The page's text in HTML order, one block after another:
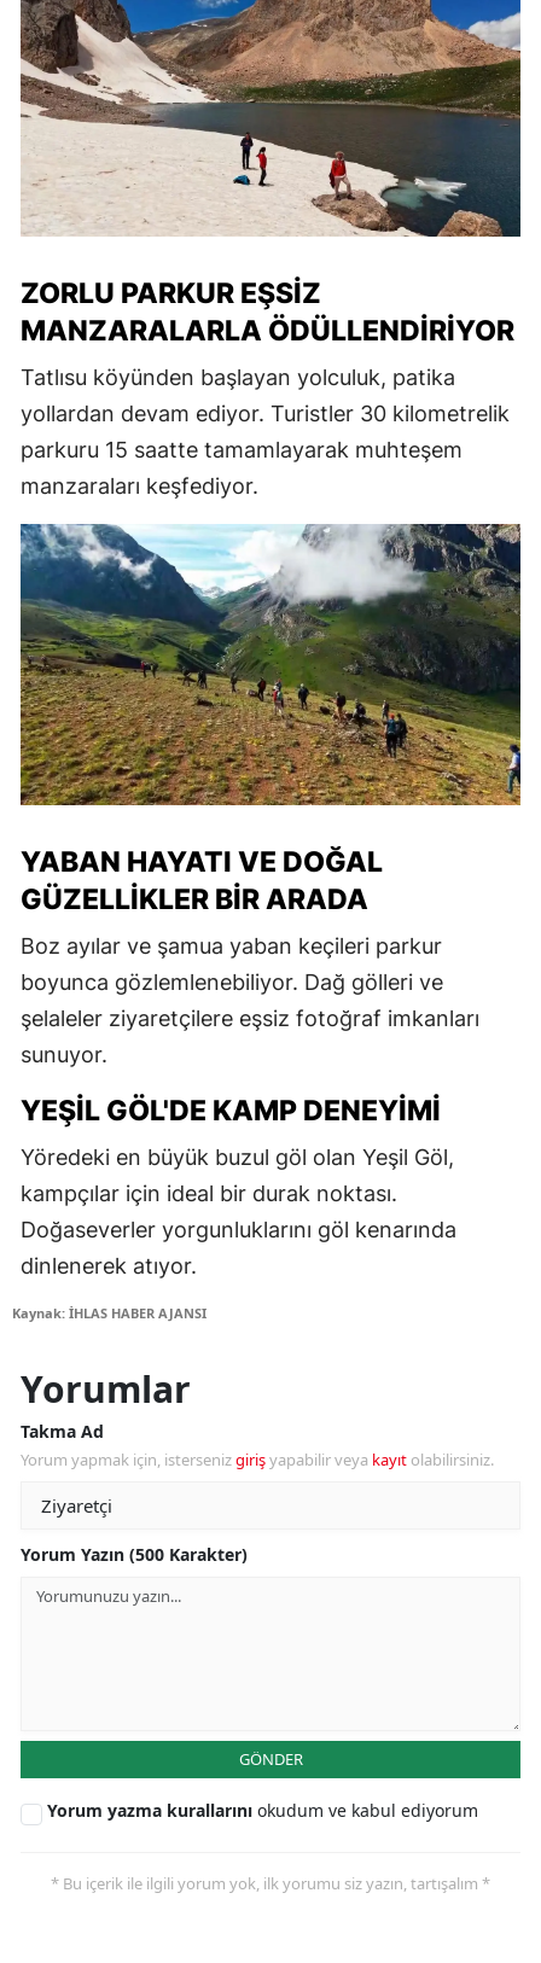
ZORLU PARKUR EŞSIZ
MANZARALARLA ÖDÜLLENDIRIYOR
Tatlısu köyünden başlayan yolculuk, patika
yollardan devam ediyor. Turistler 30 kilometrelik
parkuru 15 saatte tamamlayarak muhteşem
manzaraları keşfediyor.
YABAN HAYATI VE DOĞAL
GÜZELLIKLER BIR ARADA
Boz ayılar ve şamua yaban keçileri parkur
boyunca gözlemlenebiliyor. Dağ gölleri ve
şelaleler ziyaretçilere eşsiz fotoğraf imkanları
sunuyor.
YEŞIL GÖL'DE KAMP DENEYIMI
Yöredeki en büyük buzul göl olan Yeşil Göl,
kampçılar için ideal bir durak noktası.
Doğaseverler yorgunluklarını göl kenarında
dinlenerek atıyor.
Kaynak: İHLAS HABER AJANSI
Yorumlar
Takma Ad
Yorum yapmak için, istersenizgirişyapabilir veya kayıt olabilirsiniz.
Yorum Yazın (500 Karakter)
GÖNDER
Yorum yazma kurallarını okudum ve kabul ediyorum
* Bu içerik ile ilgili yorum yok, ilk yorumu siz yazın, tartışalım *